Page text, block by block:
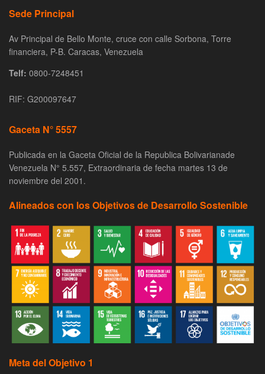
Sede Principal
Av Principal de Bello Monte, cruce con calle Sorbona, Torre
financiera, P-B. Caracas, Venezuela
Telf: 0800-7248451
RIF: G200097647
Gaceta N° 5557
Publicada en la Gaceta Oficial de la Republica Bolivarianade
Venezuela N° 5.557, Extraordinaria de fecha martes 13 de
noviembre del 2001.
Alineados con los Objetivos de Desarrollo Sostenible
Meta del Objetivo 1